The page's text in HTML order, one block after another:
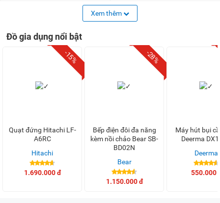
Xem thêm
Đồ gia dụng nổi bật
-15%
Quạt đứng Hitachi LF-
A6RC
Hitachi
1.690.000 đ
-28%
Bếp điện đôi đa năng
kèm nồi chảo Bear SB-
BD02N
Bear
1.150.000 đ
Máy hút bụi
Deerma
Deerma
550.000